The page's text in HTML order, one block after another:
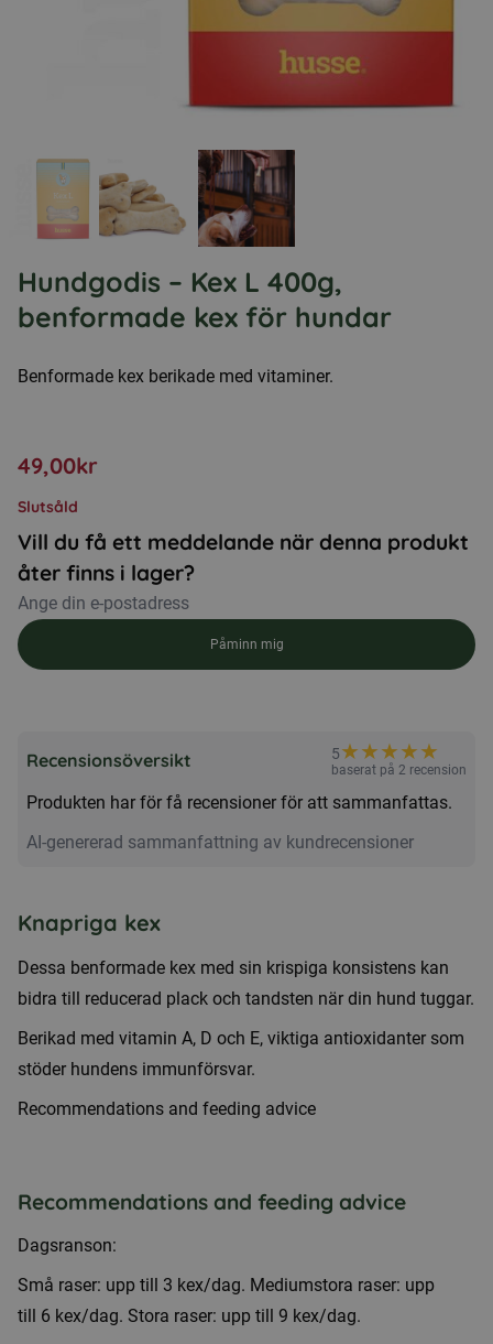
Hundgodis – Kex L 400g,
benformade kex för hundar
Benformade kex berikade med vitaminer.
49,00kr
Slutsåld
Vill du få ett meddelande när denna produkt
åter finns i lager?
Påminn mig
Recensionsöversikt 5★★★★★
baserat på 2 recension
Produkten har för få recensioner för att sammanfattas.
AI-genererad sammanfattning av kundrecensioner
Knapriga kex
Dessa benformade kex med sin krispiga konsistens kan
bidra till reducerad plack och tandsten när din hund tuggar.
Berikad med vitamin A, D och E, viktiga antioxidanter som
stöder hundens immunförsvar.
Recommendations and feeding advice
Recommendations and feeding advice
Dagsranson:
Små raser: upp till 3 kex/dag. Mediumstora raser: upp
till 6 kex/dag. Stora raser: upp till 9 kex/dag.